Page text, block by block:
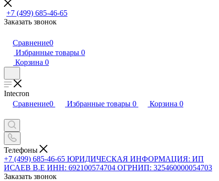
+7 (499) 685-46-65
Заказать звонок
Сравнение0
Избранные товары 0
Корзина 0
Intecron
Сравнение0 Избранные товары 0 Корзина 0
Телефоны
+7 (499) 685-46-65 ЮРИДИЧЕСКАЯ ИНФОРМАЦИЯ: ИП
ИСАЕВ В.Е ИНН: 692100574704 ОГРНИП: 325460000054703
Заказать звонок